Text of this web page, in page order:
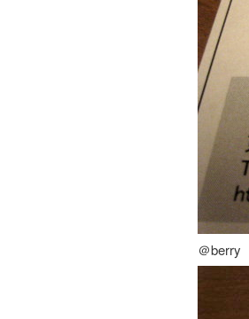
＠berry